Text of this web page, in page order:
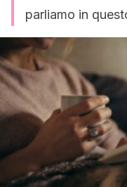
parliamo in